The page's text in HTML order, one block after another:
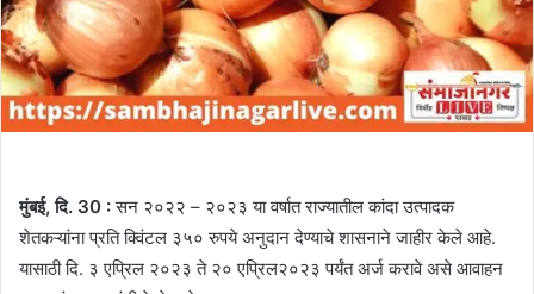
मुंबई, दि. 30 :सन २०२२ – २०२३ या वर्षात राज्यातील कांदा उत्पादक
शेतकऱ्यांना प्रति क्विंटल ३५० रुपये अनुदान देण्याचे शासनाने जाहीर केले आहे.
यासाठी दि. ३ एप्रिल २०२३ ते २० एप्रिल२०२३ पर्यंत अर्ज करावे असे आवाहन